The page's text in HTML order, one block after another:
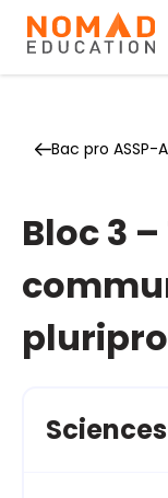
Bac pro ASSP-
Bloc 3